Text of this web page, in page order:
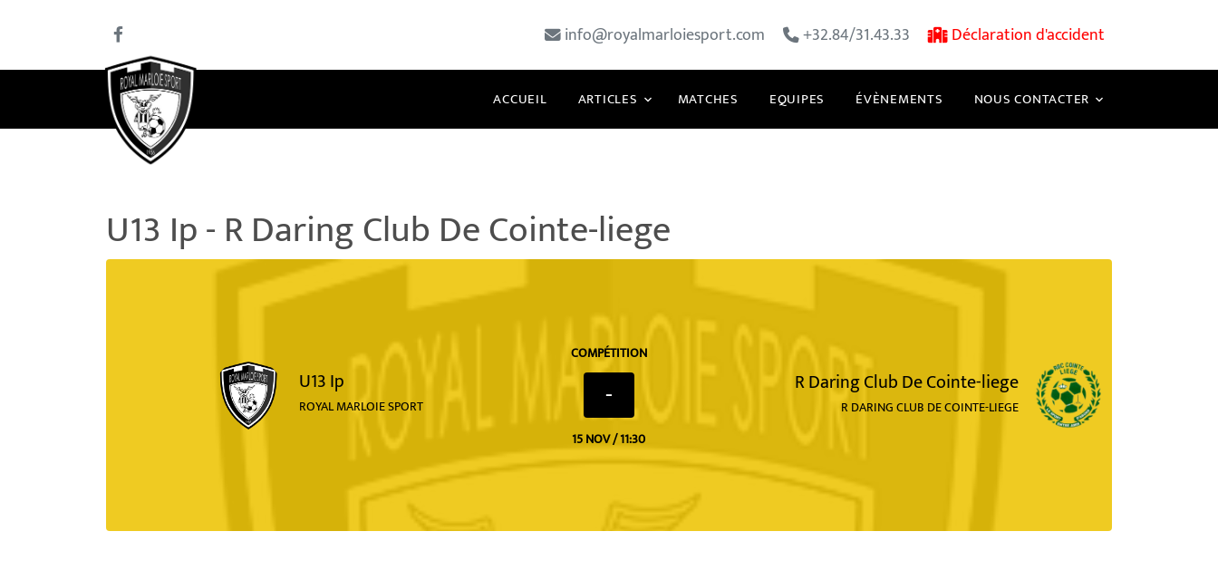
info@royalmarloiesport.com +32.84/31.43.33 Déclaration d'accident
ACCUEIL ARTICLES MATCHES EQUIPES ÉVÈNEMENTS NOUS CONTACTER
U13 Ip - R Daring Club De Cointe-liege
U13 Ip
ROYAL MARLOIE SPORT
COMPÉTITION
-
15 NOV / 11:30
R Daring Club De Cointe-liege
R DARING CLUB DE COINTE-LIEGE